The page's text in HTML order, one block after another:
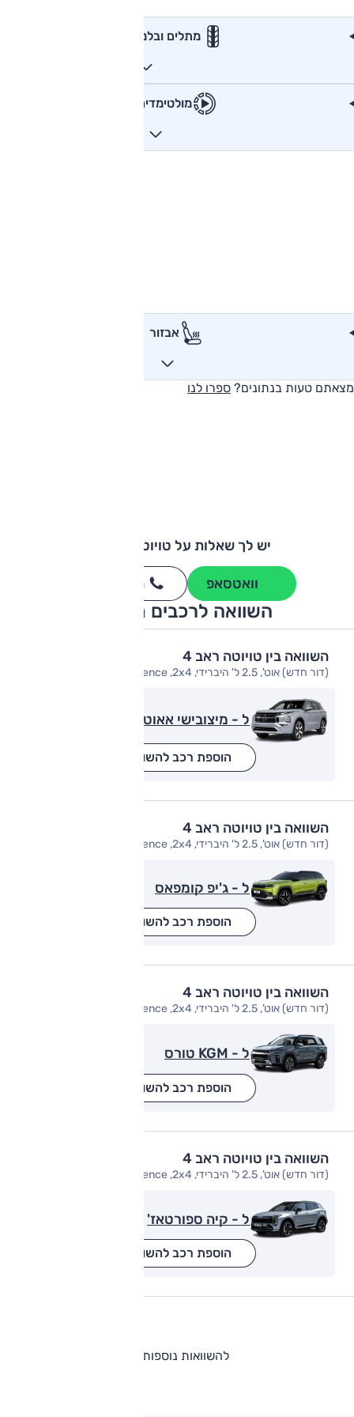
מתלים ובלמים
מולטימדיה
אבזור
מצאתם טעות בנתונים? ספרו לנו
יש לך שאלות על טויוטה ראב 4?
וואטסאפ חייגו
השוואה לרכבים מתחרים
השוואה בין טויוטה ראב 4
(דור חדש) אוט', 2.5 ל' היברידי, E-Xperience ,2x4
ל - מיצובישי אאוטלנדר
הוספת רכב להשוואה
השוואה בין טויוטה ראב 4
(דור חדש) אוט', 2.5 ל' היברידי, E-Xperience ,2x4
ל - ג'יפ קומפאס
הוספת רכב להשוואה
השוואה בין טויוטה ראב 4
(דור חדש) אוט', 2.5 ל' היברידי, E-Xperience ,2x4
ל - KGM טורס
הוספת רכב להשוואה
השוואה בין טויוטה ראב 4
(דור חדש) אוט', 2.5 ל' היברידי, E-Xperience ,2x4
ל - קיה ספורטאז'
הוספת רכב להשוואה
להשוואות נוספות